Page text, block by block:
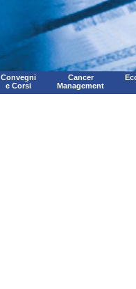
Convegni
e Corsi
Cancer
Management